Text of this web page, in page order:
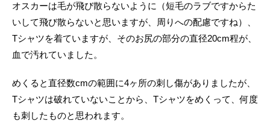
オスカーは毛が飛び散らないように（短毛のラブですからた
いして飛び散らないと思いますが、周りへの配慮ですね）、
Tシャツを着ていますが、そのお尻の部分の直径20cm程が、
血で汚れていました。
めくると直径数cmの範囲に4ヶ所の刺し傷がありましたが、
Tシャツは破れていないことから、Tシャツをめくって、何度
も刺したものと思われます。